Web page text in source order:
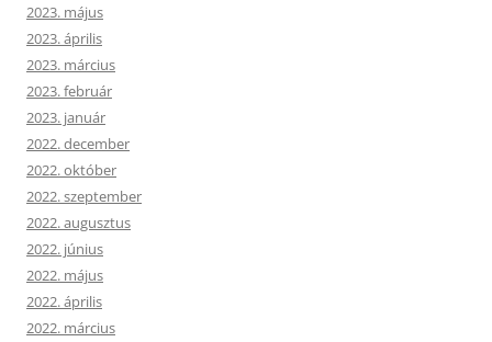
2023. május
2023. április
2023. március
2023. február
2023. január
2022. december
2022. október
2022. szeptember
2022. augusztus
2022. június
2022. május
2022. április
2022. március